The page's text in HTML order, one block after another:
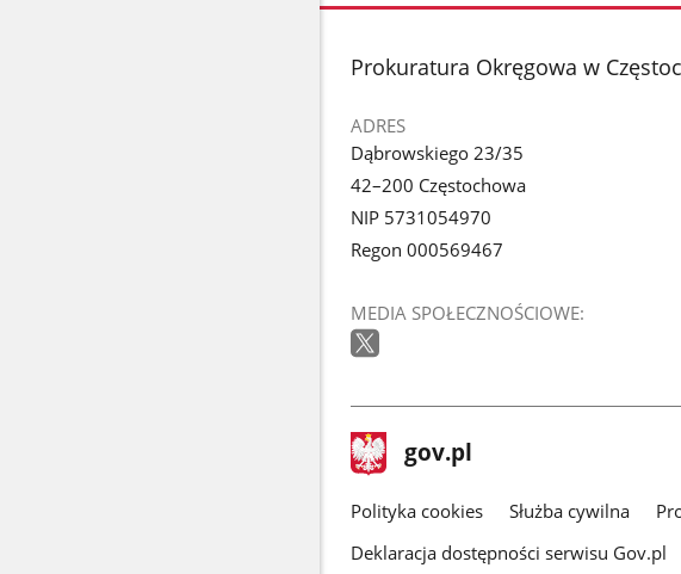
stopka
Prokuratura Okręgowa w
ADRES
Dąbrowskiego 23/35
42–200 Częstochowa
NIP 5731054970
Regon 000569467
MEDIA SPOŁECZNOŚCIOWE:
stopka
gov.pl Strona
gov.pl
gov.pl
Polityka cookies Służba cywilna
Deklaracja dostępności serwisu Gov.pl